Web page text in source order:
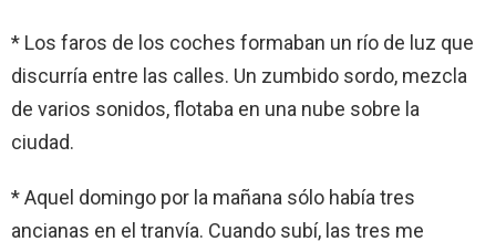
* Los faros de los coches formaban un río de luz que
discurría entre las calles. Un zumbido sordo, mezcla
de varios sonidos, flotaba en una nube sobre la
ciudad.
* Aquel domingo por la mañana sólo había tres
ancianas en el tranvía. Cuando subí, las tres me